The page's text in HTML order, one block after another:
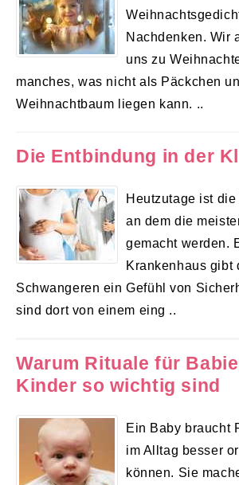
Nachdenken. Wir
uns zu
manches, was nicht als Päckchen
Weihnachtbaum liegen kann. ..
Die Entbindung in der
Heutzutage ist
an dem die
gemacht werden.
Krankenhaus gibt
Schwangeren ein Gefühl von
sind dort von einem eing ..
Warum Rituale für
Kinder so wichtig sind
Ein Baby braucht
im Alltag besser
können. Sie